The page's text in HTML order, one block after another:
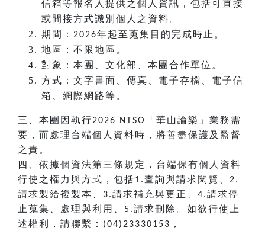
信箱等報名人提供之個人資訊，包括可直接
或間接方式識別個人之資料。
期間： 2026年起至蒐集目的完成時止。
地區：不限地區。
對象：本團、文化部、本團合作單位。
方式：文字書面、傳真、電子存檔、電子信
箱、網際網路等。
三、本團因執行2026 NTSO
「華山論樂」業務需
要，而處理台端個人資料時，將善盡保護及監督
之責。
四、依據個資法第三條規定，台端保有個人資料
行使之權力與方式，包括1.查詢與請求閱覽、 2.
請求製給複製本、 3.請求補充與更正、 4.請求停
止蒐集、處理與利用、 5.請求刪除。如欲行使上
述權利，請聯繫： (04)23330153 ，